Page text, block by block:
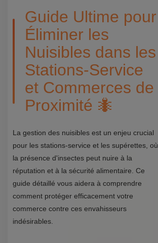
Guide Ultime pour
Éliminer les
Nuisibles dans les
Stations-Service
et Commerces de
Proximité 🐜
La gestion des nuisibles est un enjeu crucial
pour les stations-service et les supérettes, où
la présence d'insectes peut nuire à la
réputation et à la sécurité alimentaire. Ce
guide détaillé vous aidera à comprendre
comment protéger efficacement votre
commerce contre ces envahisseurs
indésirables.